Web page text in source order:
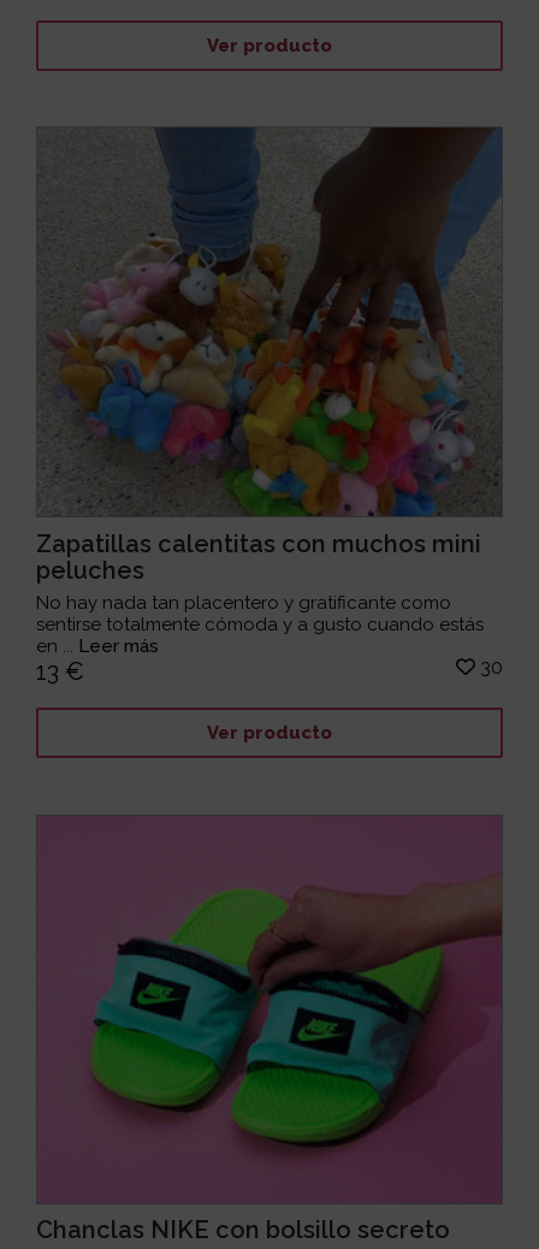
Ver producto
Zapatillas calentitas con muchos mini
peluches
No hay nada tan placentero y gratificante como
sentirse totalmente cómoda y a gusto cuando estás
en ... Leer más
13 € 30
Ver producto
Chanclas NIKE con bolsillo secreto